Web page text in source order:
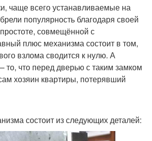
чаще всего устанавливаемые на
популярность благодаря своей
совмещённой с
плюс механизма состоит в том,
взлома сводится к нулю. А
что перед дверью с таким замком
хозяин квартиры, потерявший
состоит из следующих деталей: